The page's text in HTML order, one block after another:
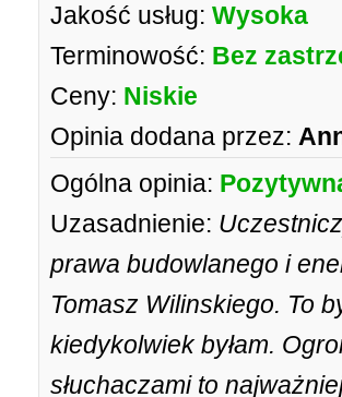
Jakość usług: Wysoka
Terminowość: Bez
Ceny: Niskie
Opinia dodana przez:
Ogólna opinia:
Uzasadnienie:
prawa budowlanego i
Tomasz Wilinskiego. To
kiedykolwiek byłam.
słuchaczami to